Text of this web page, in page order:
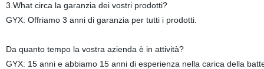
3.What circa la garanzia dei vostri prodotti?
GYX: Offriamo 3 anni di garanzia per tutti i prodotti.
Da quanto tempo la vostra azienda è in attività?
GYX: 15 anni e abbiamo 15 anni di esperienza nella carica della